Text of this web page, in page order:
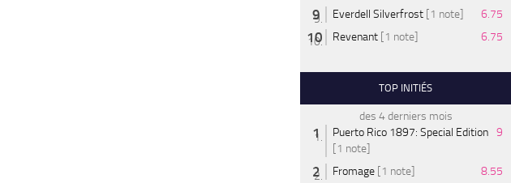
Everdell Silverfrost [1 note]
6.75
Revenant [1 note] 6.75
TOP INITIÉS
des 4 derniers mois
Puerto Rico 1897: Special Edition
[1 note]
9
Fromage [1 note]
8.55